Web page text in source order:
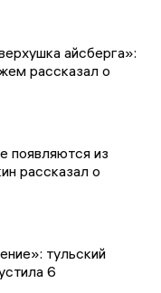
айсберга»:
рассказал о
появляются из
рассказал о
тульский
6